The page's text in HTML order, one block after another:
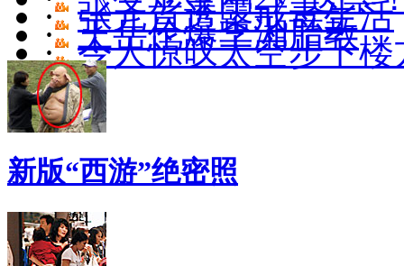
· 张元首透露戒毒生活
· 王岳伦爆李湘胎教
· 令人惊叹太空步下楼
新版“西游”绝密照